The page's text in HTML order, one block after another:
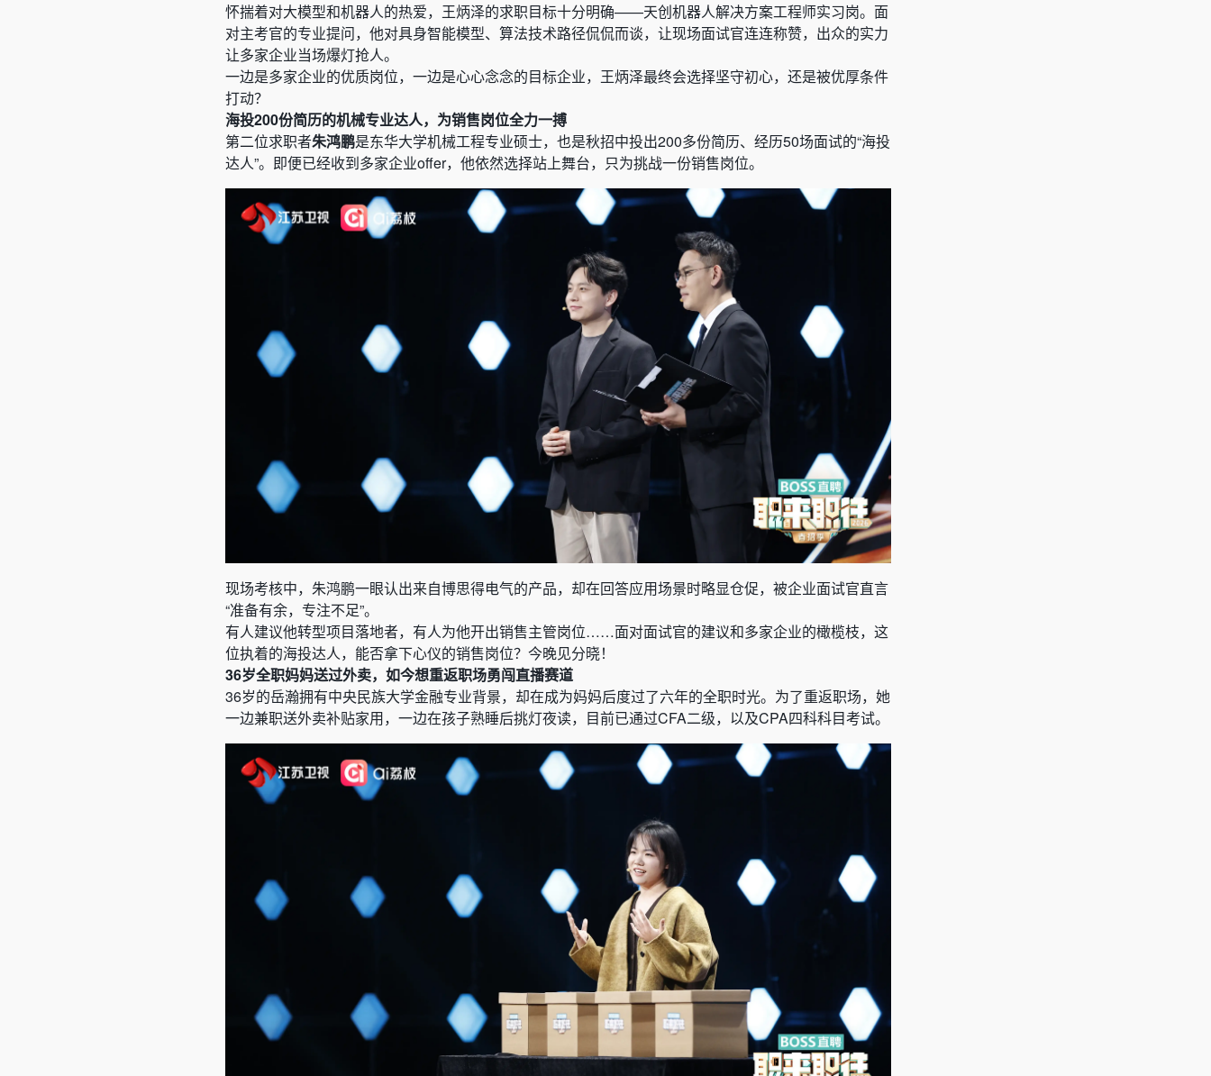
怀揣着对大模型和机器人的热爱，王炳泽的求职目标十分明确——天创机器人解决方案工程师实习岗。面
对主考官的专业提问，他对具身智能模型、算法技术路径侃侃而谈，让现场面试官连连称赞，出众的实力
让多家企业当场爆灯抢人。
一边是多家企业的优质岗位，一边是心心念念的目标企业，王炳泽最终会选择坚守初心，还是被优厚条件
打动？
海投200份简历的机械专业达人，为销售岗位全力一搏
第二位求职者朱鸿鹏是东华大学机械工程专业硕士，也是秋招中投出200多份简历、经历50场面试的“海投
达人”。即便已经收到多家企业offer，他依然选择站上舞台，只为挑战一份销售岗位。
现场考核中，朱鸿鹏一眼认出来自博思得电气的产品，却在回答应用场景时略显仓促，被企业面试官直言
“准备有余，专注不足”。
有人建议他转型项目落地者，有人为他开出销售主管岗位……面对面试官的建议和多家企业的橄榄枝，这
位执着的海投达人，能否拿下心仪的销售岗位？今晚见分晓！
36岁全职妈妈送过外卖，如今想重返职场勇闯直播赛道
36岁的岳瀚拥有中央民族大学金融专业背景，却在成为妈妈后度过了六年的全职时光。为了重返职场，她
一边兼职送外卖补贴家用，一边在孩子熟睡后挑灯夜读，目前已通过CFA二级，以及CPA四科科目考试。